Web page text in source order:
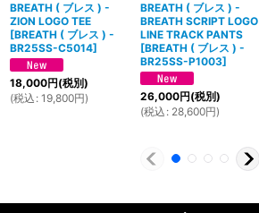
BREATH ( ブレス ) -
ZION LOGO TEE
[BREATH ( ブレス ) -
BR25SS-C5014]
18,000円(税別)
(税込 : 19,800円)
BREATH ( ブレス ) -
BREATH SCRIPT LOGO
LINE TRACK PANTS
[BREATH ( ブレス ) -
BR25SS-P1003]
26,000円(税別)
(税込 : 28,600円)